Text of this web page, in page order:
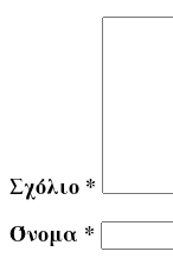
Σχόλιο *
Όνομα *